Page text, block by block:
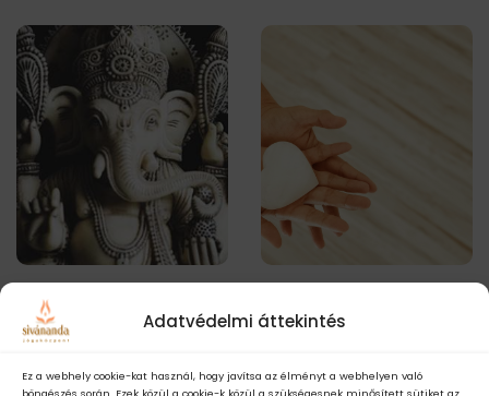
Adatvédelmi áttekintés
Ez a webhely cookie-kat használ, hogy javítsa az élményt a webhelyen való